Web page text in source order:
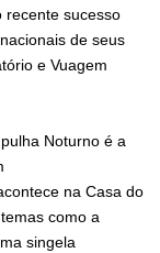
recente sucesso
de seus
e Vuagem
Noturno é a
na Casa do
como a
singela